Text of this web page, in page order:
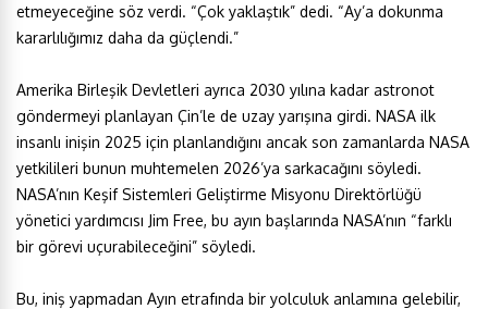
etmeyeceğine söz verdi. “Çok yaklaştık” dedi. “Ay’a dokunma
kararlılığımız daha da güçlendi.”
Amerika Birleşik Devletleri ayrıca 2030 yılına kadar astronot
göndermeyi planlayan Çin’le de uzay yarışına girdi. NASA ilk
insanlı inişin 2025 için planlandığını ancak son zamanlarda NASA
yetkilileri bunun muhtemelen 2026’ya sarkacağını söyledi.
NASA’nın Keşif Sistemleri Geliştirme Misyonu Direktörlüğü
yönetici yardımcısı Jim Free, bu ayın başlarında NASA’nın “farklı
bir görevi uçurabileceğini” söyledi.
Bu, iniş yapmadan Ayın etrafında bir yolculuk anlamına gelebilir,